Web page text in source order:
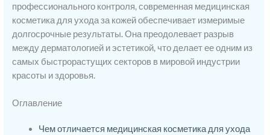
профессионального контроля, современная медицинская
косметика для ухода за кожей обеспечивает измеримые
долгосрочные результаты. Она преодолевает разрыв
между дерматологией и эстетикой, что делает ее одним из
самых быстрорастущих секторов в мировой индустрии
красоты и здоровья.
Оглавление
Чем отличается медицинская косметика для ухода